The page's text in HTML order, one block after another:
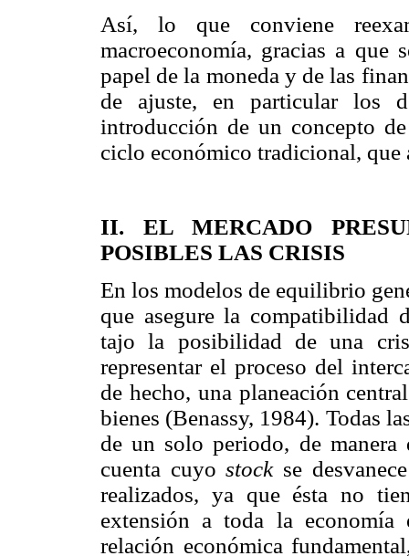
Así, lo que conviene
macroeconomía, gracias a que
papel de la moneda y de las
de ajuste, en particular los
introducción de un concepto
ciclo económico tradicional, que
II. EL MERCADO
POSIBLES LAS CRISIS
En los modelos de equilibrio
que asegure la compatibilidad
tajo la posibilidad de una
representar el proceso del
de hecho, una planeación
bienes (Benassy, 1984). Todas
de un solo periodo, de
cuenta cuyostockse
realizados, ya que ésta no
extensión a toda la
relación económica